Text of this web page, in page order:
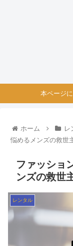
本ページ
ホーム レ
悩めるメンズの救世
ファッショ
ンズの救世
レンタル